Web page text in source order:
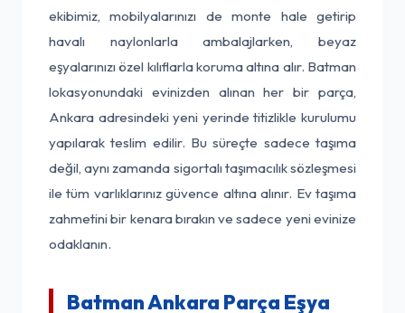
ekibimiz, mobilyalarınızı de monte hale getirip
havalı naylonlarla ambalajlarken, beyaz
eşyalarınızı özel kılıflarla koruma altına alır. Batman
lokasyonundaki evinizden alınan her bir parça,
Ankara adresindeki yeni yerinde titizlikle kurulumu
yapılarak teslim edilir. Bu süreçte sadece taşıma
değil, aynı zamanda sigortalı taşımacılık sözleşmesi
ile tüm varlıklarınız güvence altına alınır. Ev taşıma
zahmetini bir kenara bırakın ve sadece yeni evinize
odaklanın.
Batman Ankara Parça Eşya